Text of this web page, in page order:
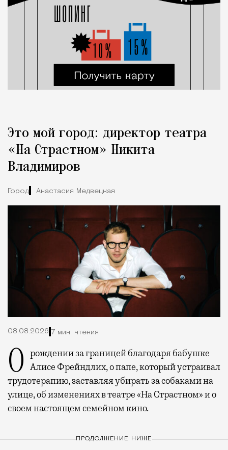
Это мой город: директор театра
«На Страстном» Никита
Владимиров
Город Анастасия Медвецкая
08.08.2026 7 мин. чтения
О рождении за границей благодаря бабушке Алисе Фрейндлих, о папе, который устраивал
трудотерапию, заставляя убирать за собаками на
улице, об изменениях в театре «На Страстном» и о
своем настоящем семейном кино.
ПРОДОЛЖЕНИЕ НИЖЕ